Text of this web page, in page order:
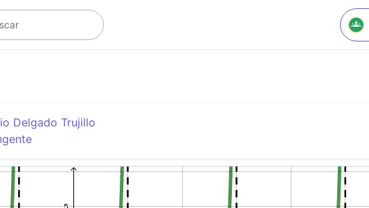
Delgado Trujillo